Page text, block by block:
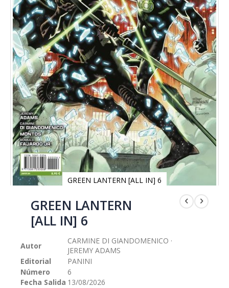
GREEN LANTERN [ALL IN] 6
comienzo
imágenes
GREEN LANTERN
[ALL IN] 6
Autor
CARMINE DI GIANDOMENICO ·
JEREMY ADAMS
Editorial
PANINI
Número
6
Fecha Salida 13/08/2026